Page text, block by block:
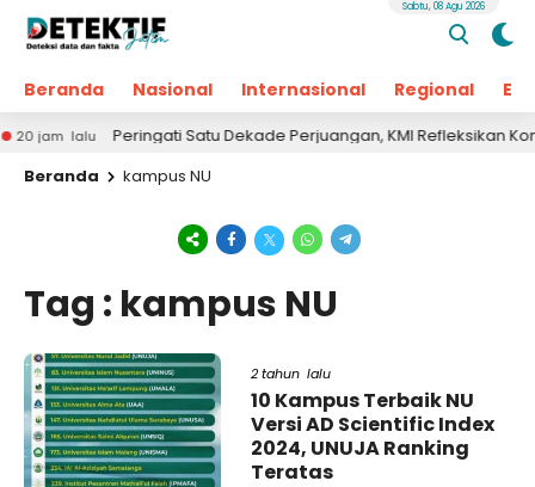
Beranda Nasional Internasional Regional
Sabtu, 08 Agu 2026
lalu
Peringati Satu Dekade Perjuangan, KMI Refleksikan
Beranda
kampus NU
Tag : kampus NU
2 tahun lalu
10 Kampus Terbaik NU
Versi AD Scientific Index
2024, UNUJA Ranking
Teratas